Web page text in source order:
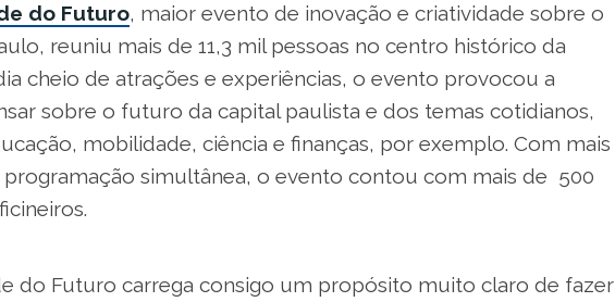
do Futuro, maior evento de inovação e criatividade sobre o
reuniu mais de 11,3 mil pessoas no centro histórico da
cheio de atrações e experiências, o evento provocou a
sobre o futuro da capital paulista e dos temas cotidianos,
mobilidade, ciência e finanças, por exemplo. Com mais
programação simultânea, o evento contou com mais de 500
do Futuro carrega consigo um propósito muito claro de fazer